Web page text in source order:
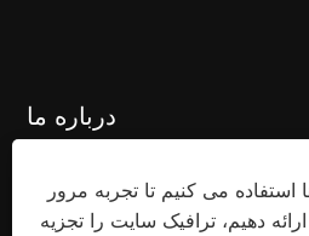
درباره ما
محصولات
استفاده می کنیم تا تجربه مرور
دهیم، ترافیک سایت را تجزیه